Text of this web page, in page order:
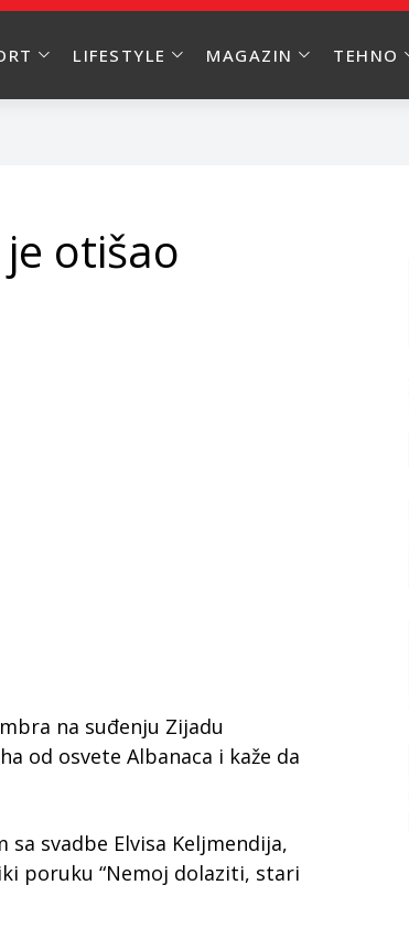
LIFESTYLE MAGAZIN TEHNO
otišao
na suđenju Zijadu
od osvete Albanaca i kaže da
svadbe Elvisa Keljmendija,
poruku “Nemoj dolaziti, stari